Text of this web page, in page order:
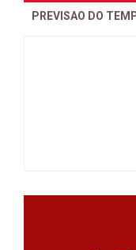
PREVISAO DO